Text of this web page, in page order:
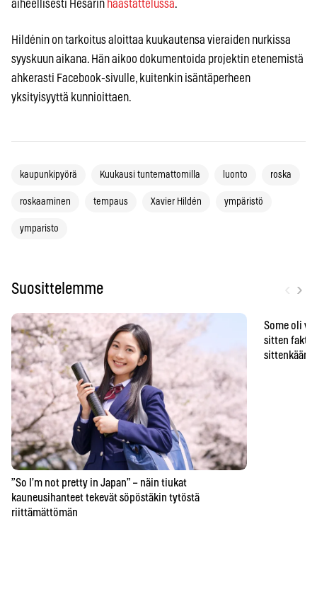
aiheellisesti Hesarin haastattelussa.
Hildénin on tarkoitus aloittaa kuukautensa vieraiden nurkissa
syyskuun aikana. Hän aikoo dokumentoida projektin etenemistä
ahkerasti Facebook-sivulle, kuitenkin isäntäperheen
yksityisyyttä kunnioittaen.
kaupunkipyörä Kuukausi tuntemattomilla luonto roska
roskaaminen tempaus Xavier Hildén ympäristö
ymparisto
Suosittelemme ›
”So I’m not pretty in Japan” – näin tiukat
kauneusihanteet tekevät söpöstäkin tytöstä
riittämättömän
Some oli
sitten
sittenkään